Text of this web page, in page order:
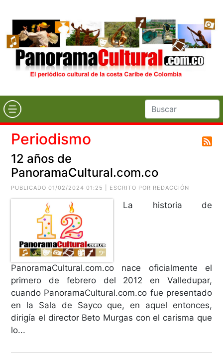
Periodismo
12 años de
PanoramaCultural.com.co
PUBLICADO 01/02/2024 01:25 | ESCRITO POR REDACCIÓN
La historia de
PanoramaCultural.com.co nace oficialmente el
primero de febrero del 2012 en Valledupar,
cuando PanoramaCultural.com.co fue presentado
en la Sala de Sayco que, en aquel entonces,
dirigía el director Beto Murgas con el carisma que
lo...